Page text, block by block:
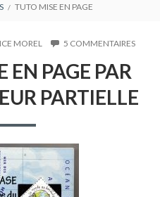
TUTO MISE EN PAGE
MOREL 5 COMMENTAIRESSUR
EN
PAGE
EN PAGE PAR
PARTIELLE